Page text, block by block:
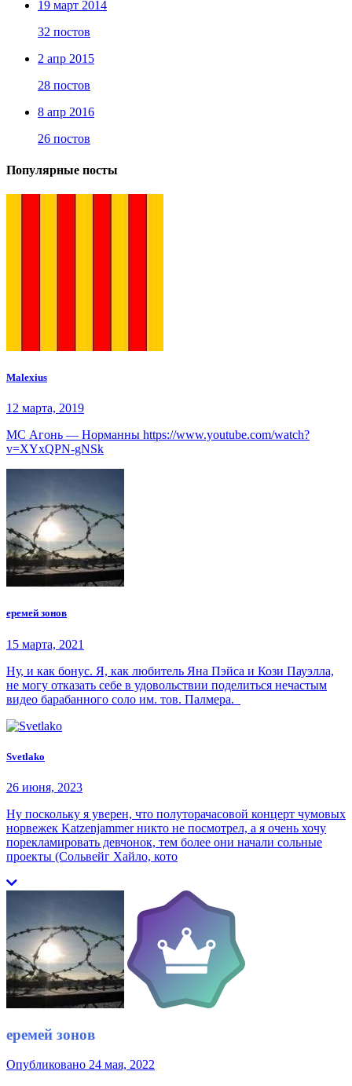
19 март 2014
32 постов
2 апр 2015
28 постов
8 апр 2016
26 постов
Популярные посты
Malexius
12 марта, 2019
МС Агонь — Норманны https://www.youtube.com/watch?
v=XYxQPN-gNSk
еремей зонов
15 марта, 2021
Ну, и как бонус. Я, как любитель Яна Пэйса и Кози Пауэлла,
не могу отказать себе в удовольствии поделиться нечастым
видео барабанного соло им. тов. Палмера.
Svetlako
26 июня, 2023
Ну поскольку я уверен, что полуторачасовой концерт чумовых
норвежек Katzenjammer никто не посмотрел, а я очень хочу
порекламировать девчонок, тем более они начали сольные
проекты (Сольвейг Хайло, кото
еремей зонов
Опубликовано 24 мая, 2022